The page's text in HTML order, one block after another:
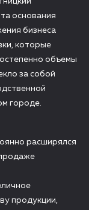
основания
бизнеса
которые
объемы
за собой
городе.
расширялся
продукции,